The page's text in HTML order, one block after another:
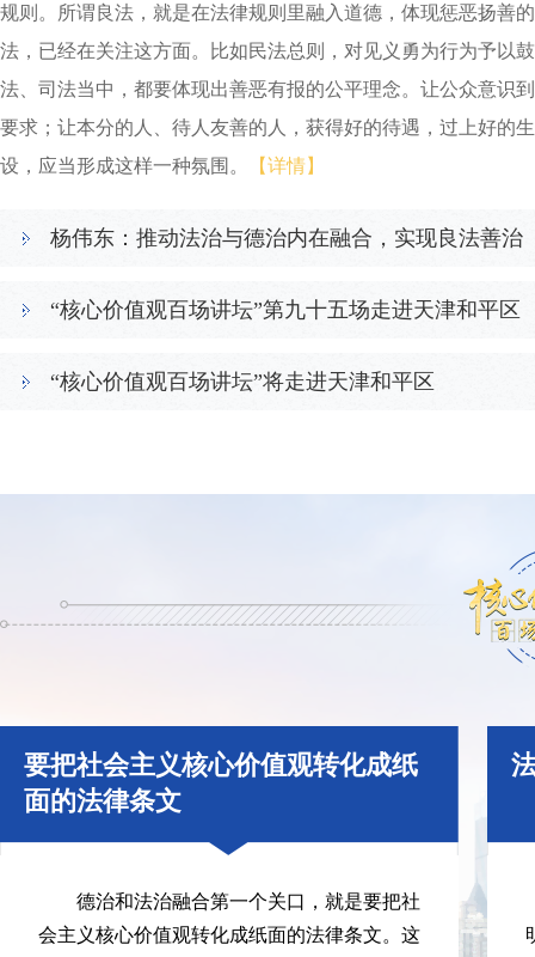
规则。所谓良法，就是在法律规则里融入道德，体现惩恶扬善
法，已经在关注这方面。比如民法总则，对见义勇为行为予以
法、司法当中，都要体现出善恶有报的公平理念。让公众意识
要求；让本分的人、待人友善的人，获得好的待遇，过上好的
设，应当形成这样一种氛围。
【详情】
杨伟东：推动法治与德治内在融合，实现良法善治
“核心价值观百场讲坛”第九十五场走进天津和平区
“核心价值观百场讲坛”将走进天津和平区
核心价值观百场讲坛 |
要把社会主义核心价值观转化成纸
面的法律条文
德治和法治融合第一个关口，就是要把社
会主义核心价值观转化成纸面的法律条文。这